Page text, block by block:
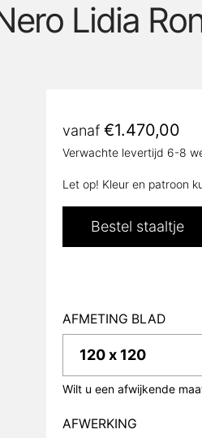
Lidia
vanaf €1.470,00
Verwachte levertijd 6-8
Let op! Kleur en patroon
Bestel staaltje
AFMETING BLAD
Wilt u een afwijkende
AFWERKING